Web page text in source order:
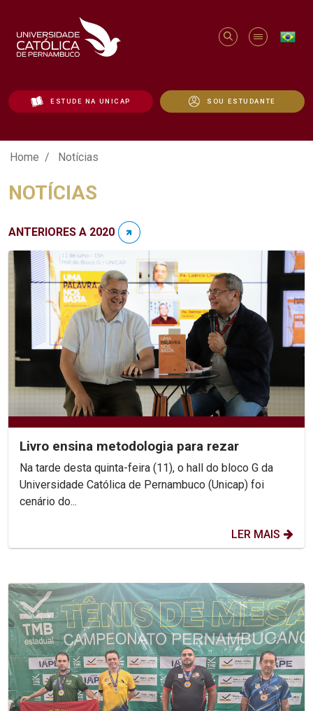
ESTUDE NA UNICAP SOU ESTUDANTE
Notícias - Unicap
Home Notícias
NOTÍCIAS
ANTERIORES A 2020
Livro ensina metodologia para rezar
Na tarde desta quinta-feira (11), o hall do bloco G da
Universidade Católica de Pernambuco (Unicap) foi
cenário do...
LER MAIS